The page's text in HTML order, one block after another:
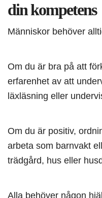
din kompetens
Människor behöver
Om du är bra på att
erfarenhet av att
läxläsning eller
Om du är positiv,
arbeta som barnvakt
trädgård, hus eller
Alla behöver någon